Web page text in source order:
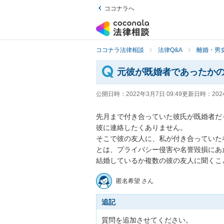
ココナラへ
ココナラ法律相談 法律Q&A 離婚・男
元彼が既婚者であったか
公開日時： 2022年3月7日 09:49更新日時：
先月まで付き合っていた彼氏が既婚者
彼に連絡したくありません。
そこで彼の友人に、私が付き合ってい
とは、プライバシー侵害や名誉毀損に
結婚しているか複数の彼の友人に聞く
匿名希望 さん
追記
質問を追加させてください。